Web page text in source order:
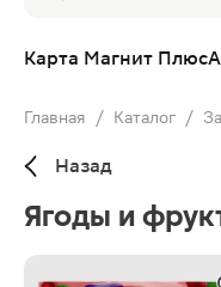
Карта Магнит Плюс
Главная / Каталог /
Назад
Ягоды и